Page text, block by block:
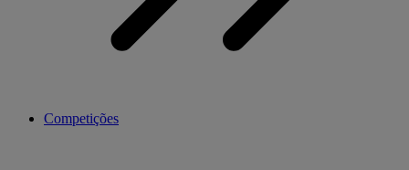
Competições